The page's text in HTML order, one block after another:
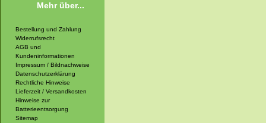
Mehr über...
Bestellung und Zahlung
Widerrufsrecht
AGB und
Kundeninformationen
Impressum / Bildnachweise
Datenschutzerklärung
Rechtliche Hinweise
Lieferzeit / Versandkosten
Hinweise zur
Batterieentsorgung
Sitemap